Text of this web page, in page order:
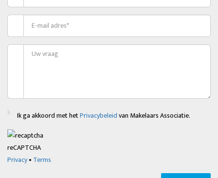
Ik ga akkoord met hetPrivacybeleidvan Makelaars Associatie.
reCAPTCHA
Privacy• Terms